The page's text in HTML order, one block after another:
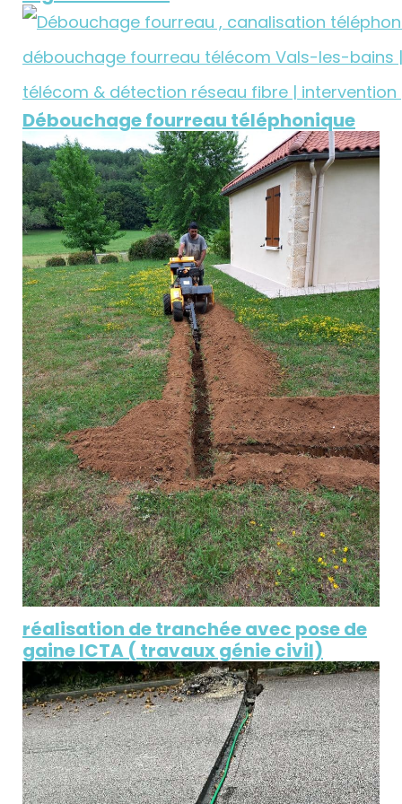
Débouchage fourreau téléphonique
réalisation de tranchée avec pose de
gaine ICTA ( travaux génie civil)